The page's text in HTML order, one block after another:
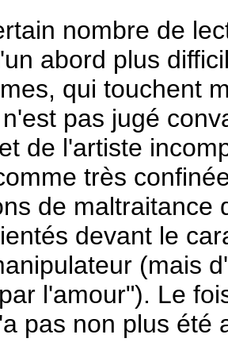
nombre de
abord plus
qui touchent
pas jugé
de l'artiste
très
de maltraitance
devant le
(mais
l'amour"). Le
pas non plus été